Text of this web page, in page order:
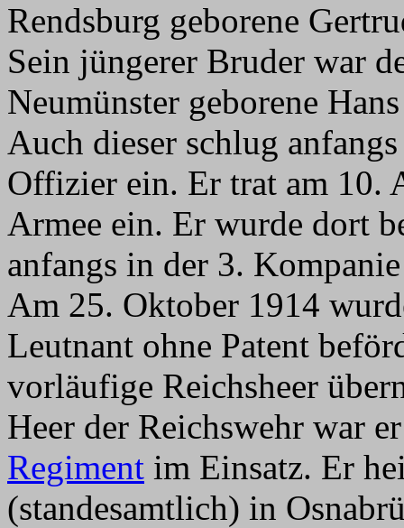
Rendsburg geborene
Sein jüngerer Bruder war
Neumünster geborene
Auch dieser schlug
Offizier ein. Er trat am 10.
Armee ein. Er wurde dort
anfangs in der 3.
Am 25. Oktober 1914
Leutnant ohne Patent
vorläufige Reichsheer
Heer der Reichswehr war
Regiment im Einsatz. Er
(standesamtlich) in